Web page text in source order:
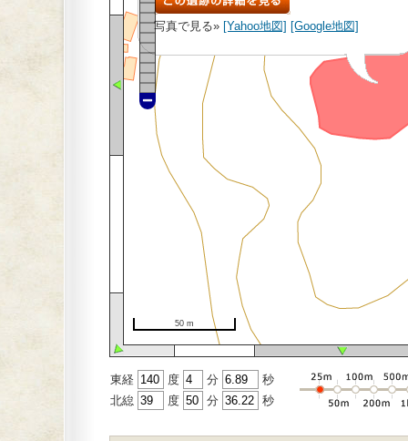
写真で見る» [Yahoo地図] [Google地図]
50 m
東経 度 分
秒
北緿
度 分 秒